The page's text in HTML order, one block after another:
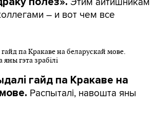
– и вот чем все
гайд па Кракаве на
Распыталі, навошта яны